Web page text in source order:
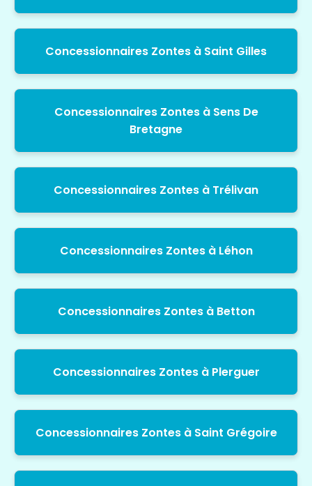
Concessionnaires Zontes à Saint Gilles
Concessionnaires Zontes à Sens De
Bretagne
Concessionnaires Zontes à Trélivan
Concessionnaires Zontes à Léhon
Concessionnaires Zontes à Betton
Concessionnaires Zontes à Plerguer
Concessionnaires Zontes à Saint Grégoire